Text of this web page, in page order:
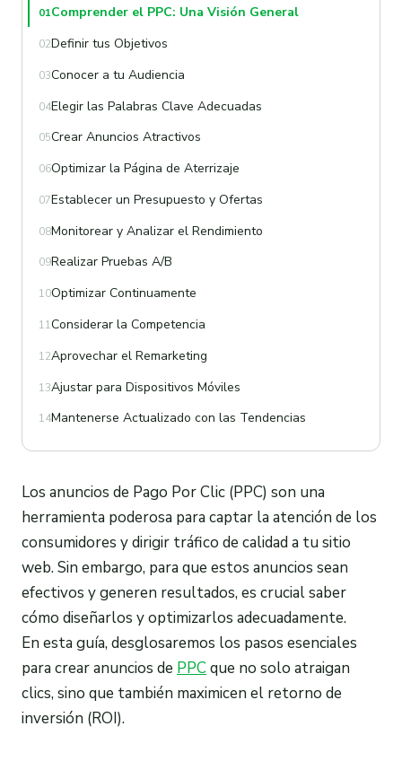
01Comprender el PPC: Una Visión General
02Definir tus Objetivos
03Conocer a tu Audiencia
04Elegir las Palabras Clave Adecuadas
05Crear Anuncios Atractivos
06Optimizar la Página de Aterrizaje
07Establecer un Presupuesto y Ofertas
08Monitorear y Analizar el Rendimiento
09Realizar Pruebas A/B
10Optimizar Continuamente
11Considerar la Competencia
12Aprovechar el Remarketing
13Ajustar para Dispositivos Móviles
14Mantenerse Actualizado con las Tendencias
Los anuncios de Pago Por Clic (PPC) son una
herramienta poderosa para captar la atención de los
consumidores y dirigir tráfico de calidad a tu sitio
web. Sin embargo, para que estos anuncios sean
efectivos y generen resultados, es crucial saber
cómo diseñarlos y optimizarlos adecuadamente.
En esta guía, desglosaremos los pasos esenciales
para crear anuncios de PPCque no solo atraigan
clics, sino que también maximicen el retorno de
inversión (ROI).